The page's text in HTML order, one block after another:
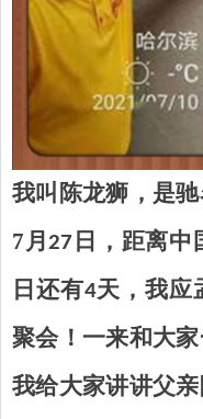
我叫陈龙狮，是
7 月 27 日，距离中
日还有4天，我应
聚会！一来和大
我给大家讲讲父